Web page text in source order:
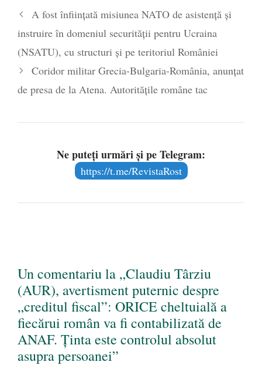
A fost înființată misiunea NATO de asistență și
instruire în domeniul securității pentru Ucraina
(NSATU), cu structuri și pe teritoriul României
Coridor militar Grecia-Bulgaria-România, anunțat
de presa de la Atena. Autoritățile române tac
Ne puteți urmări și pe Telegram:
https://t.me/RevistaRost
Un comentariu la „Claudiu Târziu
(AUR), avertisment puternic despre
„creditul fiscal”: ORICE cheltuială a
fiecărui român va fi contabilizată de
ANAF. Ținta este controlul absolut
asupra persoanei”